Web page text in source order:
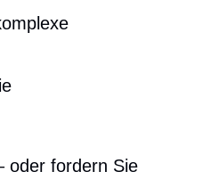
oder fordern Sie